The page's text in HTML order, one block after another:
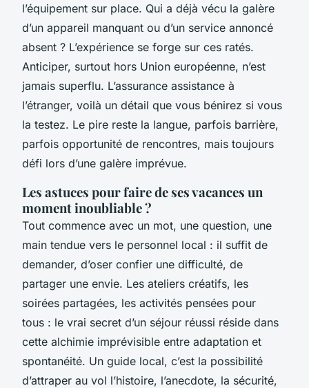
l’équipement sur place. Qui a déjà vécu la galère
d’un appareil manquant ou d’un service annoncé
absent ? L’expérience se forge sur ces ratés.
Anticiper, surtout hors Union européenne, n’est
jamais superflu. L’assurance assistance à
l’étranger, voilà un détail que vous bénirez si vous
la testez. Le pire reste la langue, parfois barrière,
parfois opportunité de rencontres, mais toujours
défi lors d’une galère imprévue.
Les astuces pour faire de ses vacances un
moment inoubliable ?
Tout commence avec un mot, une question, une
main tendue vers le personnel local : il suffit de
demander, d’oser confier une difficulté, de
partager une envie. Les ateliers créatifs, les
soirées partagées, les activités pensées pour
tous : le vrai secret d’un séjour réussi réside dans
cette alchimie imprévisible entre adaptation et
spontanéité. Un guide local, c’est la possibilité
d’attraper au vol l’histoire, l’anecdote, la sécurité,